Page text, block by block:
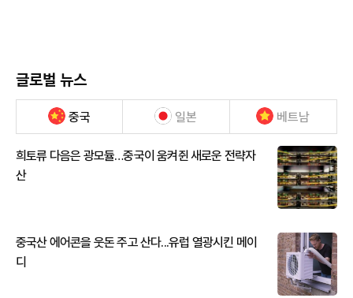
글로벌 뉴스
중국 일본 베트남
희토류 다음은 광모듈…중국이 움켜쥔 새로운 전략자
산
중국산 에어콘을 웃돈 주고 산다...유럽 열광시킨 메이
디